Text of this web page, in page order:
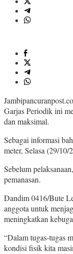
Garjas Periodik ini
dan maksimal.
Sebagai informasi
meter, Selasa (29/10/
Sebelum
pemanasan.
Dandim 0416/Bute
anggota untuk
meningkatkan
“Dalam tugas-tugas
kondisi fisik kita